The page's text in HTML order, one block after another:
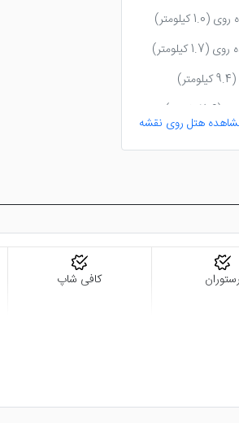
(1.0 کیلومتر)
(1.7 کیلومتر)
(9.4 کیلومتر)
(1.6 کیلومتر)
هتل روی نقشه
رستوران کافی شاپ